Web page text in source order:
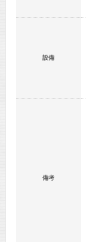
設備
備考